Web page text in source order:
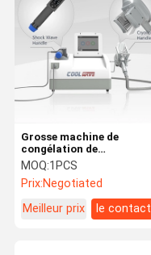
Grosse machine de
congélation de
Cryolipolysis pour le gros
traitement de la
réduction ED
MOQ:1PCS
Prix:Negotiated
Meilleur prix
le contact